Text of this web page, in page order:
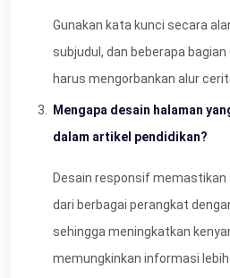
Gunakan kata kunci secara
subjudul, dan beberapa
harus mengorbankan alur
Mengapa desain halaman
dalam artikel pendidikan?
Desain responsif
dari berbagai perangkat
sehingga meningkatkan
memungkinkan informasi